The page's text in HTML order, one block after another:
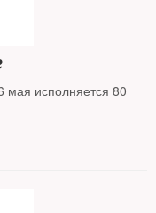
исполняется 80